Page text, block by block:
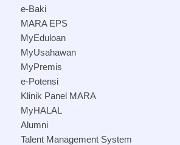
e-Baki
MARA EPS
MyEduloan
MyUsahawan
MyPremis
e-Potensi
Klinik Panel MARA
MyHALAL
Alumni
Talent Management System